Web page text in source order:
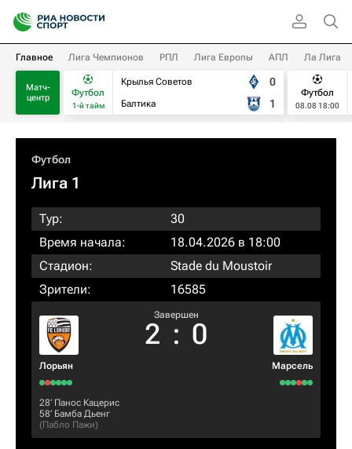
Главное Лига Чемпионов РПЛ Лига Европы АПЛ Ла Лига
Матч-
центр
Футбол
1-й тайм
Крылья Советов
Балтика
0
1
Футбол
08.08 18:00
Футбол
Лига 1
Тур:
30
Время начала:
18.04.2026 в 18:00
Стадион:
Stade du Moustoir
Зрители:
16585
Лорьян
Завершен
2 : 0
Марсель
28‎’‎ Панос Кацерис
58‎’‎ Бамба Дьенг
(Пабло Пажи)